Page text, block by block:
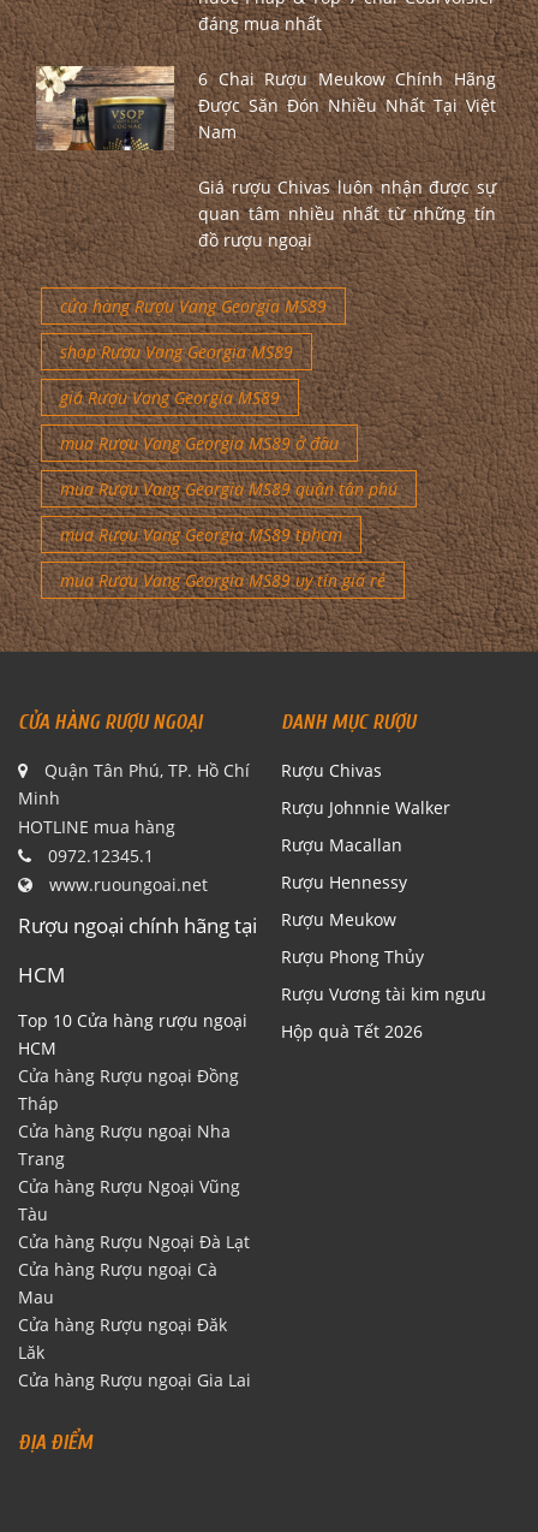
đáng mua nhất
6 Chai Rượu Meukow Chính Hãng
Được Săn Đón Nhiều Nhất Tại Việt
Nam
Giá rượu Chivas luôn nhận được sự
quan tâm nhiều nhất từ những tín
đồ rượu ngoại
cửa hàng Rượu Vang Georgia MS89
shop Rượu Vang Georgia MS89
giá Rượu Vang Georgia MS89
mua Rượu Vang Georgia MS89 ở đâu
mua Rượu Vang Georgia MS89 quận tân phú
mua Rượu Vang Georgia MS89 tphcm
mua Rượu Vang Georgia MS89 uy tín giá rẻ
CỬA HÀNG RƯỢU NGOẠI
Quận Tân Phú, TP. Hồ Chí
Minh
HOTLINE mua hàng
0972.12345.1
www.ruoungoai.net
Rượu ngoại chính hãng tại
HCM
Top 10 Cửa hàng rượu ngoại
HCM
Cửa hàng Rượu ngoại Đồng
Tháp
Cửa hàng Rượu ngoại Nha
Trang
Cửa hàng Rượu Ngoại Vũng
Tàu
Cửa hàng Rượu Ngoại Đà Lạt
Cửa hàng Rượu ngoại Cà
Mau
Cửa hàng Rượu ngoại Đăk
Lăk
Cửa hàng Rượu ngoại Gia Lai
DANH MỤC RƯỢU
Rượu Chivas
Rượu Johnnie Walker
Rượu Macallan
Rượu Hennessy
Rượu Meukow
Rượu Phong Thủy
Rượu Vương tài kim ngưu
Hộp quà Tết 2026
ĐỊA ĐIỂM